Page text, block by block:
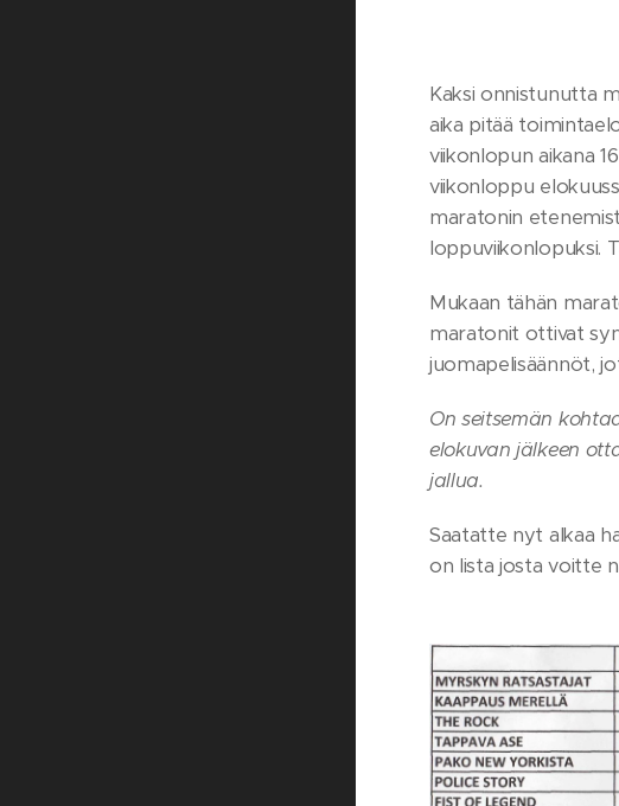
Kaksi onnistunutta
aika pitää
viikonlopun aikana
viikonloppu
maratonin
loppuviikonlopuksi.
Mukaan tähän
maratonit ottivat
juomapelisäännöt,
On seitsemän
elokuvan jälkeen
jallua.
Saatatte nyt alkaa
on lista josta voitte